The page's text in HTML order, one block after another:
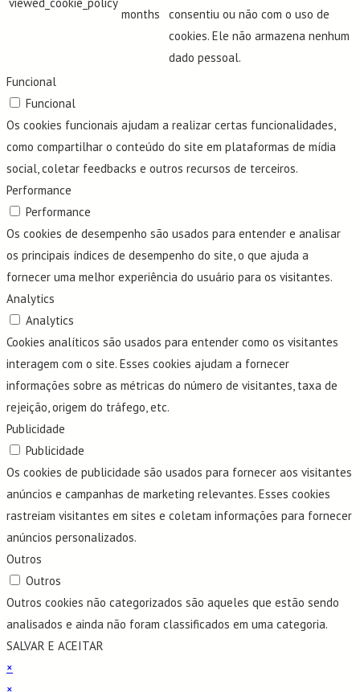
months
consentiu ou não com o uso de
cookies. Ele não armazena nenhum
dado pessoal.
Funcional
Funcional
Os cookies funcionais ajudam a realizar certas funcionalidades,
como compartilhar o conteúdo do site em plataformas de mídia
social, coletar feedbacks e outros recursos de terceiros.
Performance
Performance
Os cookies de desempenho são usados para entender e analisar
os principais índices de desempenho do site, o que ajuda a
fornecer uma melhor experiência do usuário para os visitantes.
Analytics
Analytics
Cookies analíticos são usados para entender como os visitantes
interagem com o site. Esses cookies ajudam a fornecer
informações sobre as métricas do número de visitantes, taxa de
rejeição, origem do tráfego, etc.
Publicidade
Publicidade
Os cookies de publicidade são usados para fornecer aos visitantes
anúncios e campanhas de marketing relevantes. Esses cookies
rastreiam visitantes em sites e coletam informações para fornecer
anúncios personalizados.
Outros
Outros
Outros cookies não categorizados são aqueles que estão sendo
analisados e ainda não foram classificados em uma categoria.
SALVAR E ACEITAR
×
×